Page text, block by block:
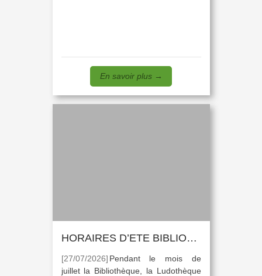
En savoir plus →
HORAIRES D’ETE BIBLIOTHÈQUE
[27/07/2026] Pendant le mois de
juillet la Bibliothèque, la Ludothèque